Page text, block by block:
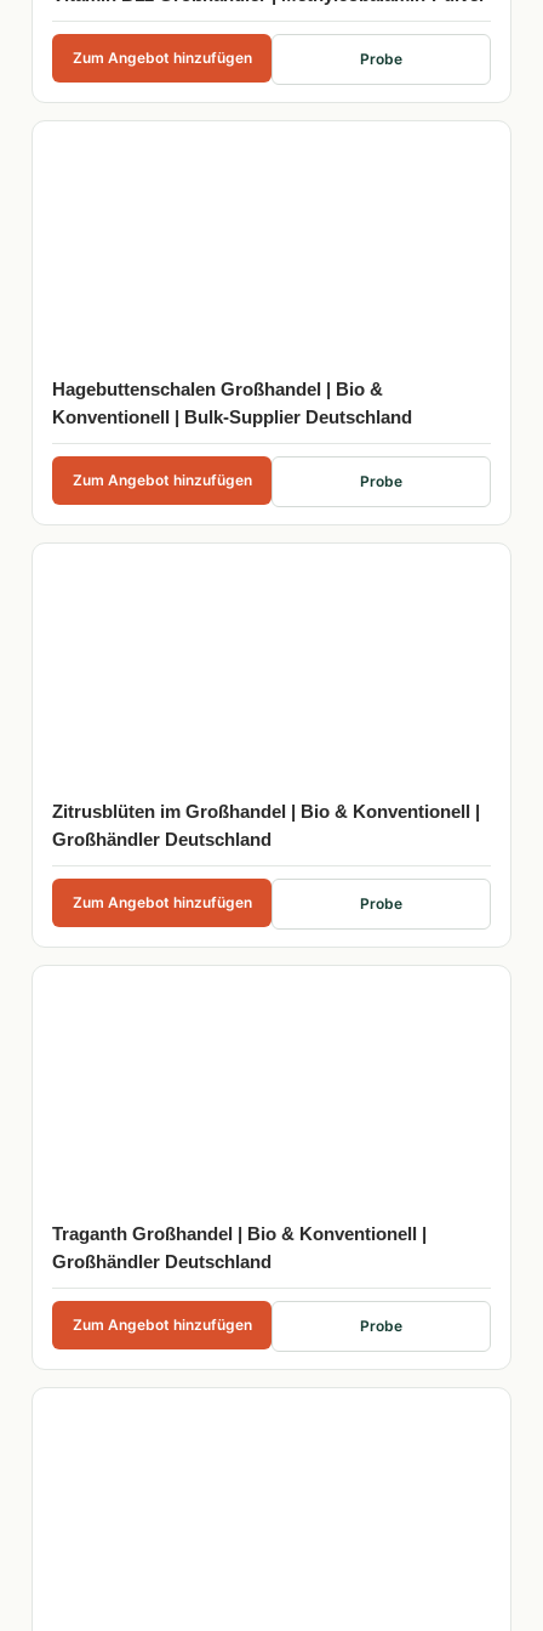
Zum Angebot hinzufügen Probe
Hagebuttenschalen Großhandel | Bio &
Konventionell | Bulk-Supplier Deutschland
Zum Angebot hinzufügen Probe
Zitrusblüten im Großhandel | Bio & Konventionell |
Großhändler Deutschland
Zum Angebot hinzufügen Probe
Traganth Großhandel | Bio & Konventionell |
Großhändler Deutschland
Zum Angebot hinzufügen Probe